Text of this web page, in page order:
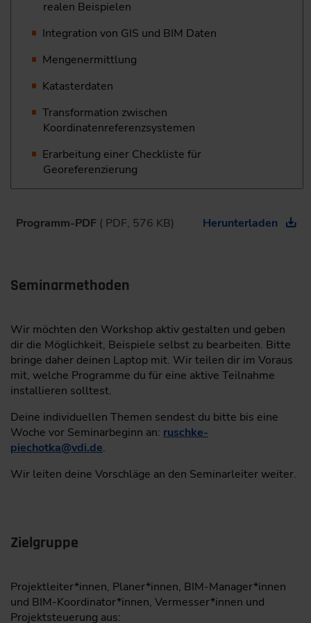
realen Beispielen
Integration von GIS und BIM Daten
Mengenermittlung
Katasterdaten
Transformation zwischen
Koordinatenreferenzsystemen
Erarbeitung einer Checkliste für
Georeferenzierung
Programm-PDF ( PDF, 576 KB) Herunterladen
Seminarmethoden
Wir möchten den Workshop aktiv gestalten und geben
dir die Möglichkeit, Beispiele selbst zu bearbeiten. Bitte
bringe daher deinen Laptop mit. Wir teilen dir im Voraus
mit, welche Programme du für eine aktive Teilnahme
installieren solltest.
Deine individuellen Themen sendest du bitte bis eine
Woche vor Seminarbeginn an: ruschke-
piechotka@vdi.de.
Wir leiten deine Vorschläge an den Seminarleiter weiter.
Zielgruppe
Projektleiter*innen, Planer*innen, BIM-Manager*innen
und BIM-Koordinator*innen, Vermesser*innen und
Projektsteuerung aus: